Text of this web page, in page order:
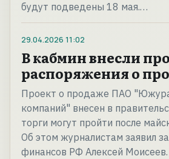
будут подведены 18 мая.…
29.04.2026 11:02
В кабмин внесли
распоряжения о
Проект о продаже ПАО
компаний" внесен в
торги могут пройти после
Об этом журналистам заявил
финансов РФ Алексей